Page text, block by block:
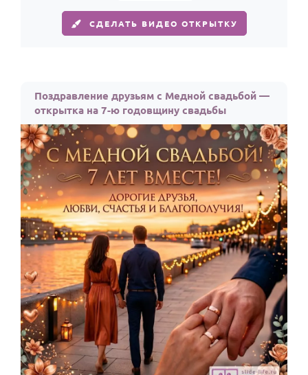
СДЕЛАТЬ ВИДЕО ОТКРЫТКУ
Поздравление друзьям с Медной свадьбой —
открытка на 7-ю годовщину свадьбы